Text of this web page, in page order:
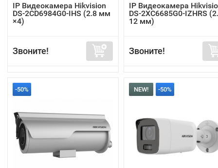
IP Видеокамера Hikvision
DS-2CD6984G0-IHS (2.8 мм
×4)
Звоните!
IP Видеокамера
DS-2XC6685G0-IZHRS
12 мм)
Звоните!
-50% NEW! -50%